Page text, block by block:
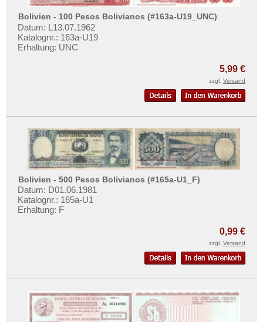
Bolivien - 100 Pesos Bolivianos (#163a-U19_UNC)
Datum: L13.07.1962
Katalognr.: 163a-U19
Erhaltung: UNC
5,99 €
zzgl. Versand
Bolivien - 500 Pesos Bolivianos (#165a-U1_F)
Datum: D01.06.1981
Katalognr.: 165a-U1
Erhaltung: F
0,99 €
zzgl. Versand